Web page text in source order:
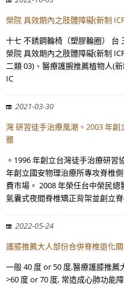
榮院 具效期內之肢體障礙(新制
十七 不銹鋼輪椅（塑膠輪圈） 台
榮院 具效期內之肢體障礙(新制
二類 03)、醫療護腕推薦植物人(
IC
2021-03-30
灣 研習徒手治療風潮。2003 年
骼
。1996 年創立台灣徒手治療研
年創立國安物理治療所專攻脊椎
費市場。 2008 年榮任台中榮民
氣囊式夜間脊椎矯正背架並創立
2022-05-24
護膝推薦大人部份合併脊椎退化
一般 40 度 or 50 度,醫療護膝推
>60 度 or 70 度, 常造成心肺功能